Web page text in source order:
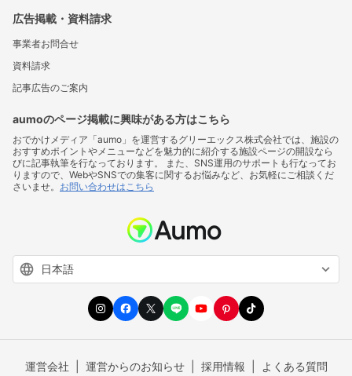
広告掲載・資料請求
事業者お問合せ
資料請求
記事広告のご案内
aumoのページ掲載に興味がある方はこちら
おでかけメディア「aumo」を運営するグリーエックス株式会社では、施設の
おすすめポイントやメニューなどを魅力的に紹介する施設ページの開設なら
びに記事執筆を行なっております。 また、SNS運用のサポートも行なってお
りますので、WebやSNSでの集客に関するお悩みなど、お気軽にご相談くだ
さいませ。 お問い合わせはこちら
運営会社 運営からのお知らせ 採用情報 よくある質問